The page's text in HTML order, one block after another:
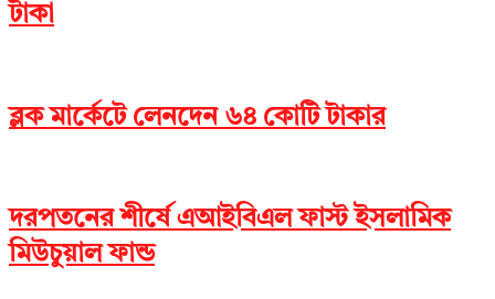
টাকা
ব্লক মার্কেটে লেনদেন ৬৪ কোটি টাকার
দরপতনের শীর্ষে এআইবিএল ফাস্ট ইসলামিক
মিউচুয়াল ফান্ড